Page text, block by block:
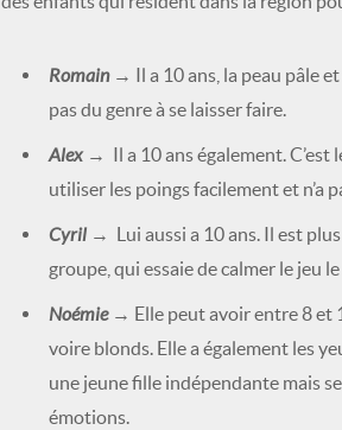
Romain→ Il a 10 ans, la peau pâle et
pas du genre à se laisser faire.
Alex → Il a 10 ans également. C’est
utiliser les poings facilement et n’a
Cyril → Lui aussi a 10 ans. Il est
groupe, qui essaie de calmer le jeu
Noémie → Elle peut avoir entre 8 et
voire blonds. Elle a également les
une jeune fille indépendante mais
émotions.